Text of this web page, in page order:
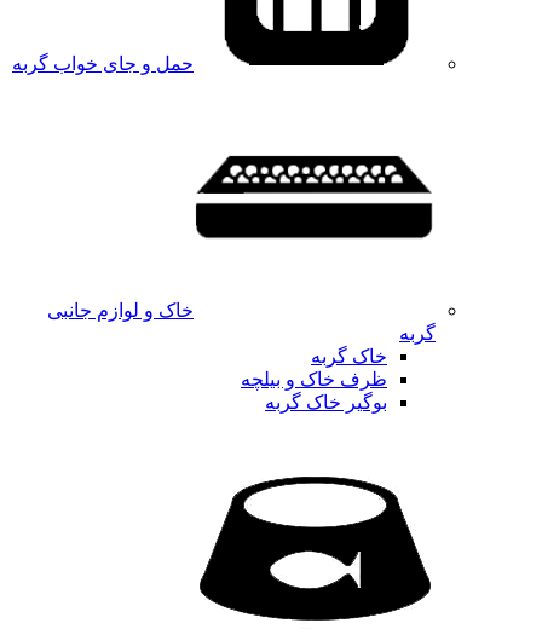
حمل و جای خواب گربه
خاک و لوازم جانبی
گربه
خاک گربه
ظرف خاک و بیلچه
بوگیر خاک گربه